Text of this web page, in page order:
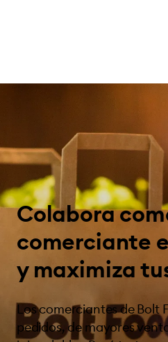
Colabora
comerciante
y maximiza
Los comerciantes de Bolt
pedidos, de mayores